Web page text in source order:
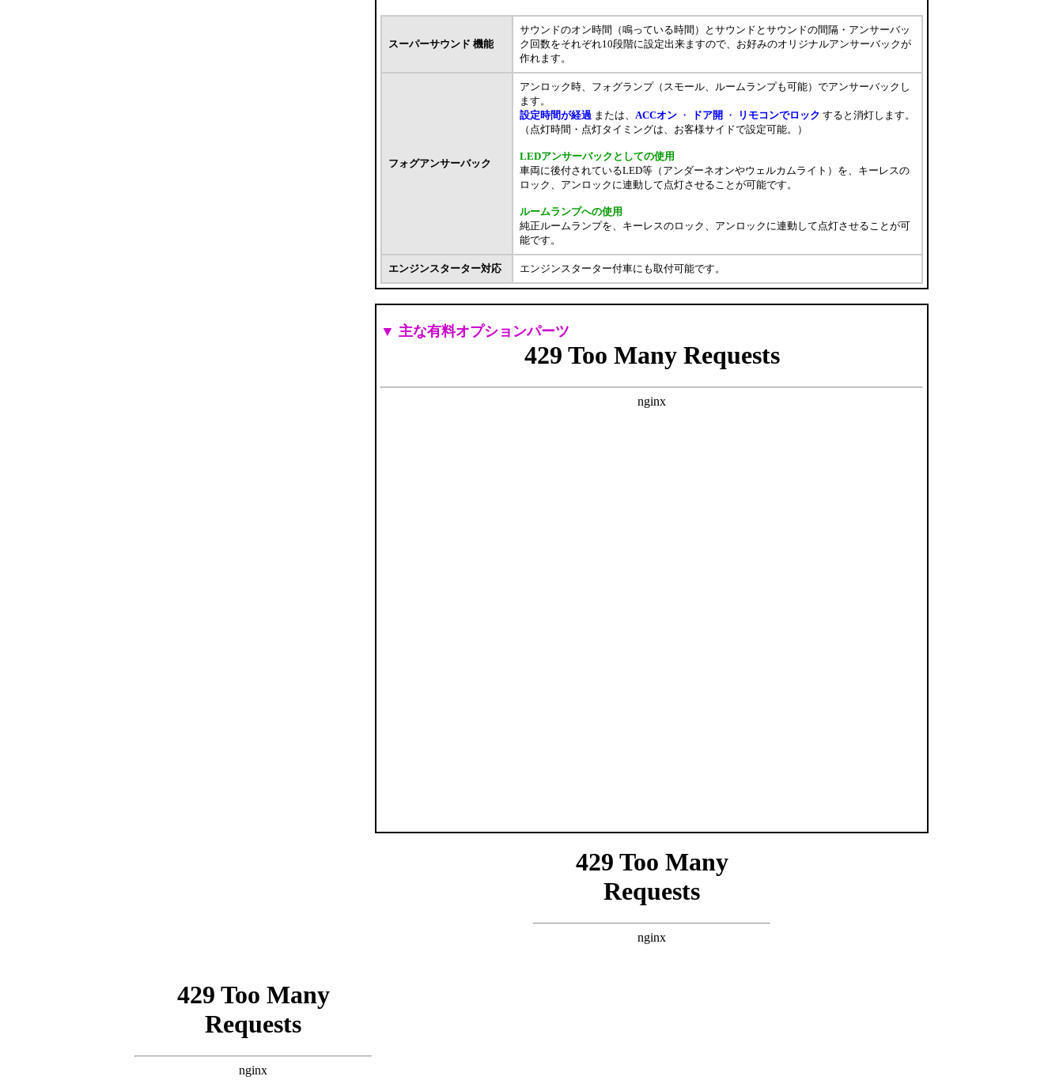
スーパーサウンド 機能
サウンドのオン時間（鳴っている時間）とサウンドとサウンドの間隔・アンサーバッ
ク回数をそれぞれ10段階に設定出来ますので、お好みのオリジナルアンサーバックが
作れます。
フォグアンサーバック
アンロック時、フォグランプ（スモール、ルームランプも可能）でアンサーバックし
ます。
設定時間が経過 または、 ACCオン ・ ドア開 ・ リモコンでロック すると消灯します。
（点灯時間・点灯タイミングは、お客様サイドで設定可能。）
LEDアンサーバックとしての使用
車両に後付されているLED等（アンダーネオンやウェルカムライト）を、キーレスの
ロック、アンロックに連動して点灯させることが可能です。
ルームランプへの使用
純正ルームランプを、キーレスのロック、アンロックに連動して点灯させることが可
能です。
エンジンスターター対応 エンジンスターター付車にも取付可能です。
▼ 主な有料オプションパーツ